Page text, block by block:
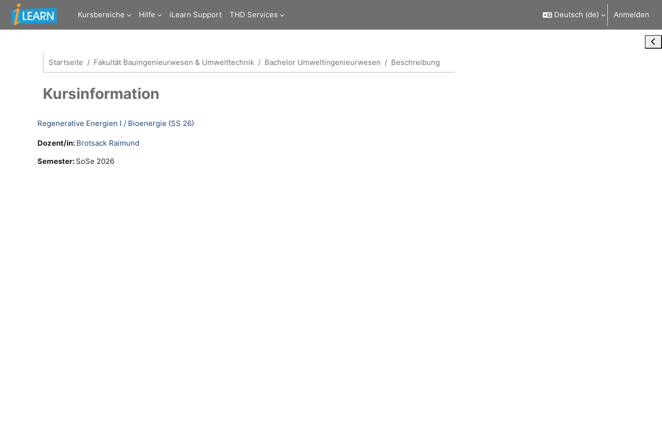
Zum Hauptinhalt
Kursbereiche
Hilfe iLearn Support THD Services Deutsch ‎(de)‎ Anmelden
Startseite Fakultät Bauingenieurwesen & Umwelttechnik Bachelor Umweltingenieurwesen Beschreibung
Kursinformation
Regenerative Energien I / Bioenergie (SS 26)
Dozent/in: Brotsack Raimund
Semester: SoSe 2026